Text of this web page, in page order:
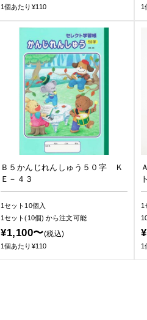
1個あたり¥110 1
Ｂ５かんじれんしゅう５０字 Ｋ
Ｅ－４３
1セット10個入
1セット(10個)から注文可能
¥1,100〜(税込)
1個あたり¥110
1
1